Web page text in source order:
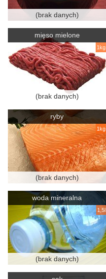
(brak danych)
mięso mielone
1kg
(brak danych)
ryby
1kg
(brak danych)
woda mineralna
1,5l
(brak danych)